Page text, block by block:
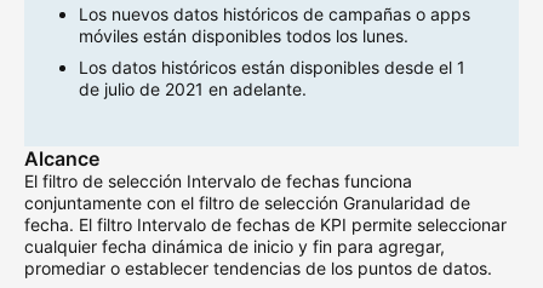
Los nuevos datos históricos de campañas o apps
móviles están disponibles todos los lunes.
Los datos históricos están disponibles desde el 1
de julio de 2021 en adelante.
Alcance
El filtro de selección Intervalo de fechas funciona
conjuntamente con el filtro de selección Granularidad de
fecha. El filtro Intervalo de fechas de KPI permite seleccionar
cualquier fecha dinámica de inicio y fin para agregar,
promediar o establecer tendencias de los puntos de datos.